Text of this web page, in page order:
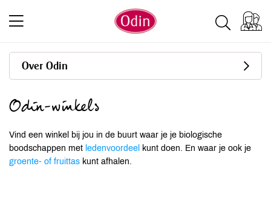
Over Odin
Odin-winkels
Vind een winkel bij jou in de buurt waar je je biologische
boodschappen met ledenvoordeel kunt doen. En waar je ook je
groente- of fruittas kunt afhalen.